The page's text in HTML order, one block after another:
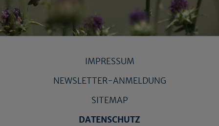
IMPRESSUM
NEWSLETTER-ANMELDUNG
SITEMAP
DATENSCHUTZ